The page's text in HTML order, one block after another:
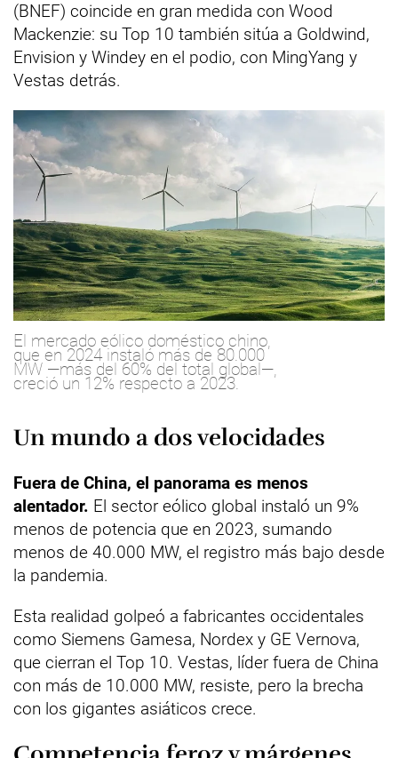
(BNEF) coincide en gran medida con Wood
Mackenzie: su Top 10 también sitúa a Goldwind,
Envision y Windey en el podio, con MingYang y
Vestas detrás.
El mercado eólico doméstico chino,
que en 2024 instaló más de 80.000
MW —más del 60% del total global—,
creció un 12% respecto a 2023.
Un mundo a dos velocidades
Fuera de China, el panorama es menos
alentador. El sector eólico global instaló un 9%
menos de potencia que en 2023, sumando
menos de 40.000 MW, el registro más bajo desde
la pandemia.
Esta realidad golpeó a fabricantes occidentales
como Siemens Gamesa, Nordex y GE Vernova,
que cierran el Top 10. Vestas, líder fuera de China
con más de 10.000 MW, resiste, pero la brecha
con los gigantes asiáticos crece.